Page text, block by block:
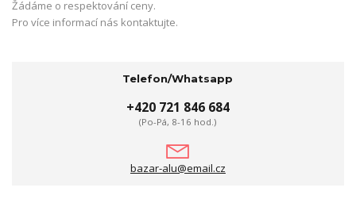
Žádáme o respektování ceny.
Pro více informací nás kontaktujte.
Telefon/Whatsapp
+420 721 846 684
(Po-Pá, 8-16 hod.)
bazar-alu@email.cz